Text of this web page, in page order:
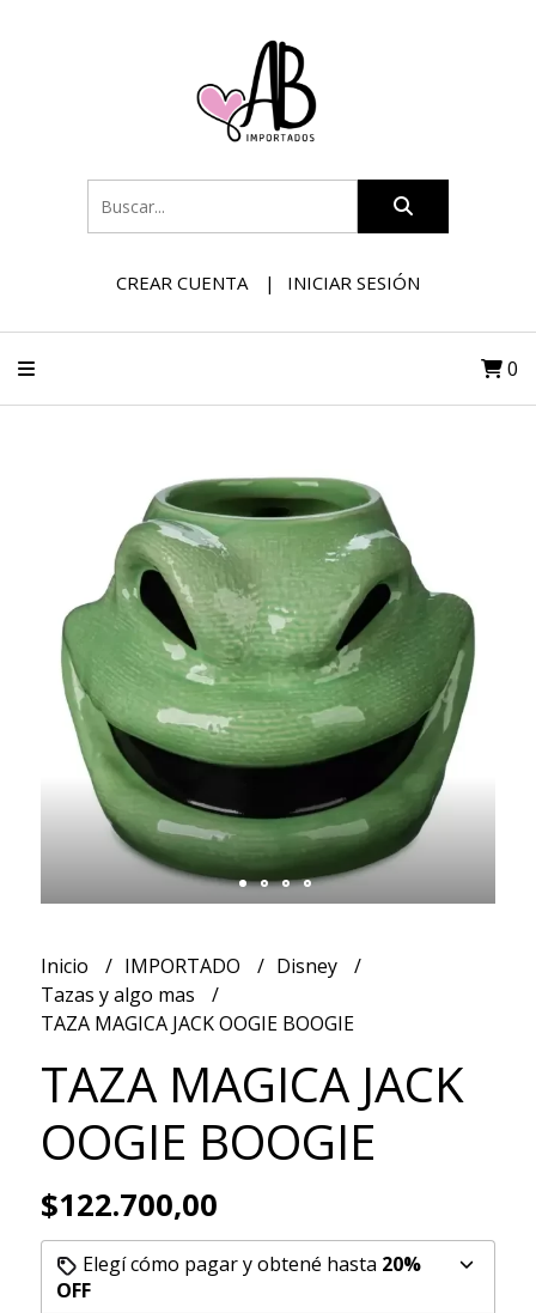
CREAR CUENTA INICIAR SESIÓN
0
Inicio IMPORTADO
Disney
Tazas y algo mas
TAZA MAGICA JACK OOGIE BOOGIE
TAZA MAGICA JACK
OOGIE BOOGIE
$122.700,00
Elegí cómo pagar y obtené hasta 20%
OFF